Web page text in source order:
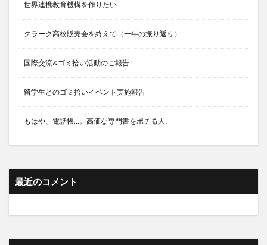
世界連携教育機構を作りたい
クラーク高校販売会を終えて（一年の振り返り）
国際交流&ゴミ拾い活動のご報告
留学生とのゴミ拾いイベント実施報告
もはや、電話帳…。高価な専門書をポチる人、
最近のコメント